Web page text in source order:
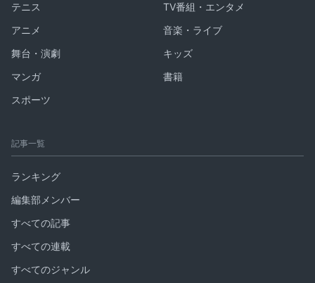
テニス
TV番組・エンタメ
アニメ
音楽・ライブ
舞台・演劇
キッズ
マンガ
書籍
スポーツ
記事一覧
ランキング
編集部メンバー
すべての記事
すべての連載
すべてのジャンル